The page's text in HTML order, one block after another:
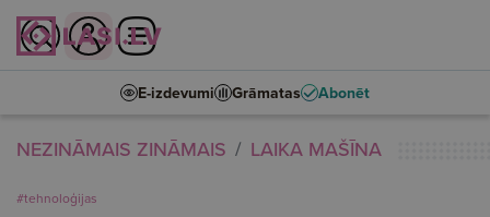
E-izdevumi Grāmatas Abonēt
NEZINĀMAIS ZINĀMAIS LAIKA MAŠĪNA
#tehnoloģijas